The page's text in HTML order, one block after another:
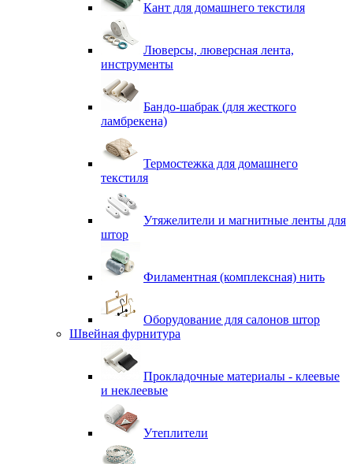
Кант для домашнего текстиля
Люверсы, люверсная лента,
инструменты
Бандо-шабрак (для жесткого
ламбрекена)
Термостежка для домашнего
текстиля
Утяжелители и магнитные ленты для
штор
Филаментная (комплексная) нить
Оборудование для салонов штор
Швейная фурнитура
Прокладочные материалы - клеевые
и неклеевые
Утеплители